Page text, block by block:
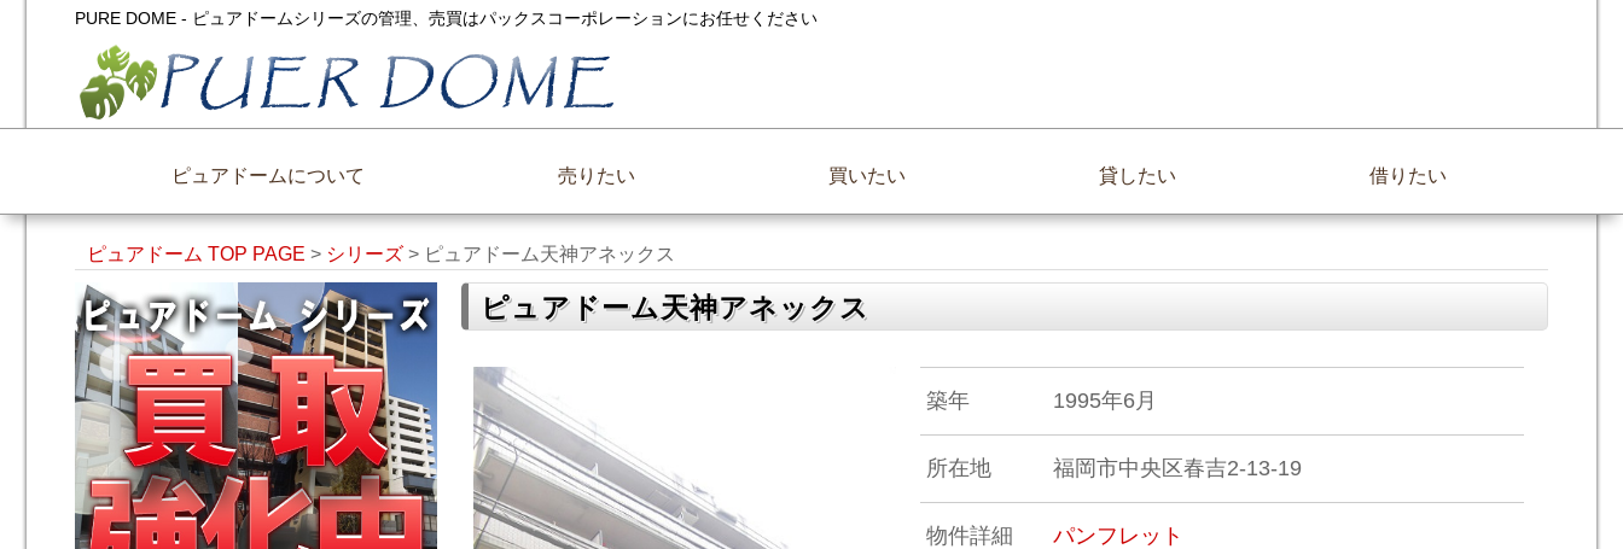
PURE DOME - ピュアドームシリーズの管理、売買はパックスコーポレーションにお任せください
ピュアドームについて 売りたい 買いたい 貸したい 借りたい
ピュアドーム TOP PAGE > シリーズ > ピュアドーム天神アネックス
ピュアドーム天神アネックス
築年 1995年6月
所在地 福岡市中央区春吉2-13-19
物件詳細 パンフレット